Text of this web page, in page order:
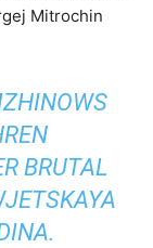
Mitrochin
BRUTAL